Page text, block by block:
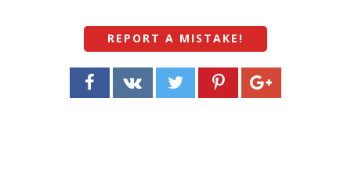
REPORT A MISTAKE !